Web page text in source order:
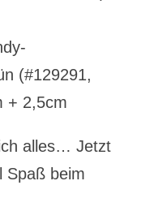
(#129291,
+ 2,5cm
alles… Jetzt
Spaß beim